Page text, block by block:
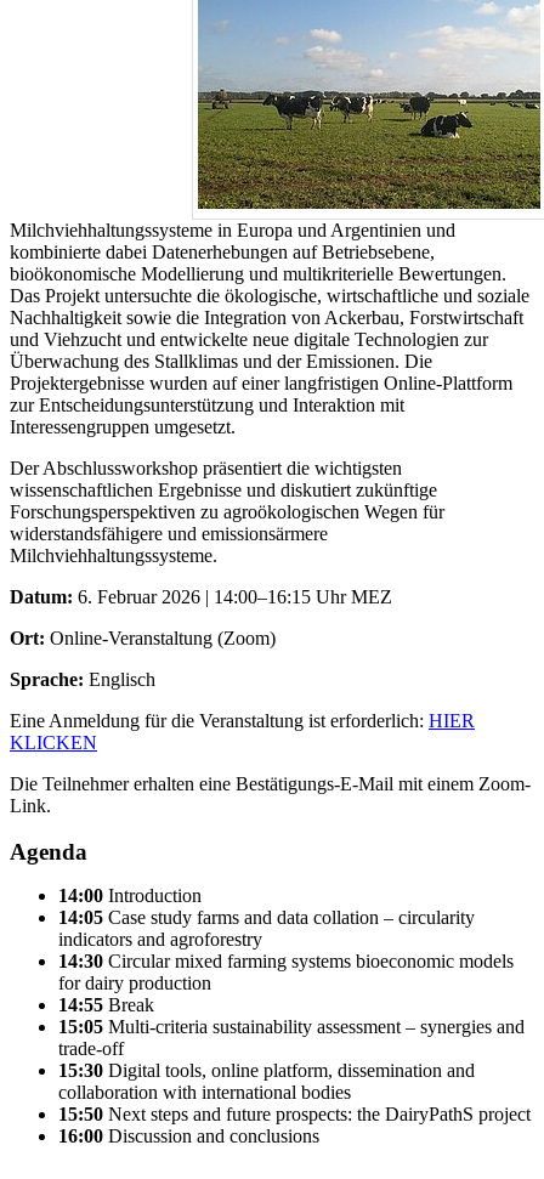
Milchviehhaltungssysteme in Europa und Argentinien und
kombinierte dabei Datenerhebungen auf Betriebsebene,
bioökonomische Modellierung und multikriterielle Bewertungen.
Das Projekt untersuchte die ökologische, wirtschaftliche und soziale
Nachhaltigkeit sowie die Integration von Ackerbau, Forstwirtschaft
und Viehzucht und entwickelte neue digitale Technologien zur
Überwachung des Stallklimas und der Emissionen. Die
Projektergebnisse wurden auf einer langfristigen Online-Plattform
zur Entscheidungsunterstützung und Interaktion mit
Interessengruppen umgesetzt.
Der Abschlussworkshop präsentiert die wichtigsten
wissenschaftlichen Ergebnisse und diskutiert zukünftige
Forschungsperspektiven zu agroökologischen Wegen für
widerstandsfähigere und emissionsärmere
Milchviehhaltungssysteme.
Datum: 6. Februar 2026 | 14:00–16:15 Uhr MEZ
Ort: Online-Veranstaltung (Zoom)
Sprache: Englisch
Eine Anmeldung für die Veranstaltung ist erforderlich: HIER
KLICKEN
Die Teilnehmer erhalten eine Bestätigungs-E-Mail mit einem Zoom-
Link.
Agenda
14:00 Introduction
14:05 Case study farms and data collation – circularity
indicators and agroforestry
14:30 Circular mixed farming systems bioeconomic models
for dairy production
14:55 Break
15:05 Multi-criteria sustainability assessment – synergies and
trade-off
15:30 Digital tools, online platform, dissemination and
collaboration with international bodies
15:50 Next steps and future prospects: the DairyPathS project
16:00 Discussion and conclusions